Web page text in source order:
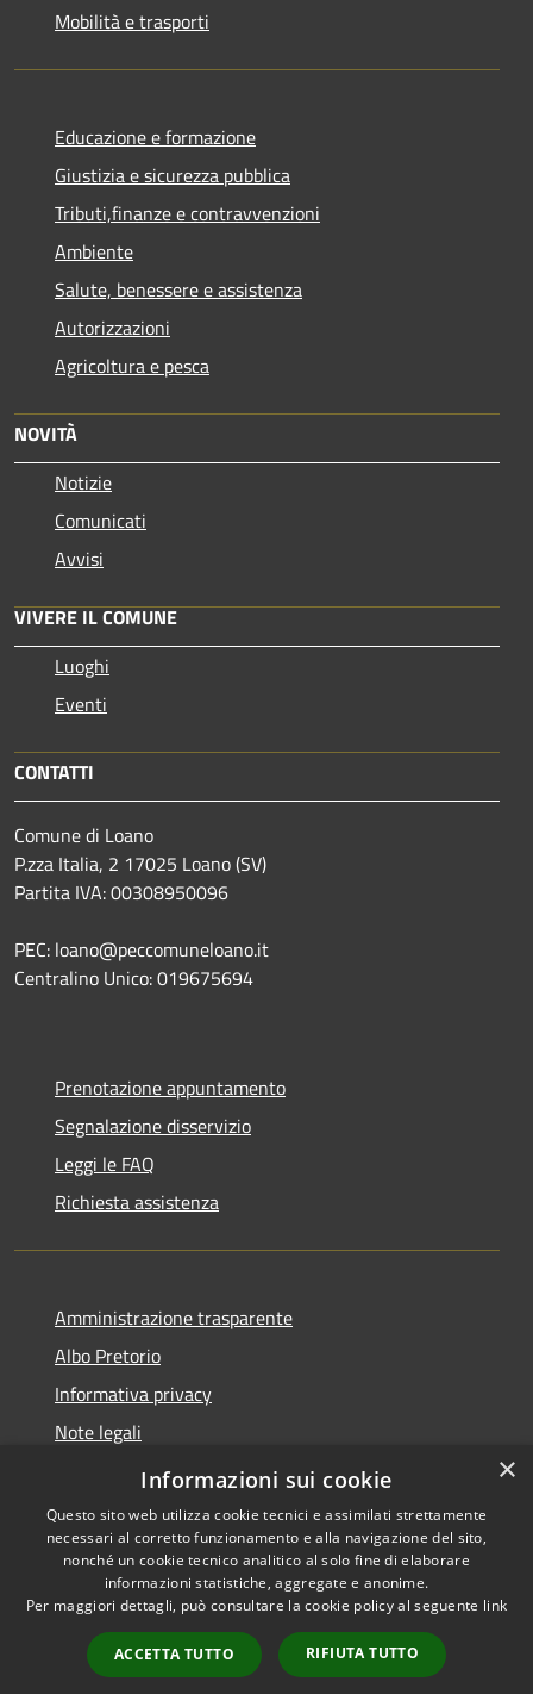
Mobilità e trasporti
Educazione e formazione
Giustizia e sicurezza pubblica
Tributi,finanze e contravvenzioni
Ambiente
Salute, benessere e assistenza
Autorizzazioni
Agricoltura e pesca
NOVITÀ
Notizie
Comunicati
Avvisi
VIVERE IL COMUNE
Luoghi
Eventi
CONTATTI
Comune di Loano
P.zza Italia, 2 17025 Loano (SV)
Partita IVA: 00308950096
PEC: loano@peccomuneloano.it
Centralino Unico: 019675694
Prenotazione appuntamento
Segnalazione disservizio
Leggi le FAQ
Richiesta assistenza
Amministrazione trasparente
Albo Pretorio
Informativa privacy
Note legali
Dichiarazione di accessibilità
Accessibilità
Copyright © 2026 • Comune di
Loano • Powered by
Municipium•
Accesso
redazione
×
Informazioni sui cookie
Questo sito web utilizza cookie tecnici e assimilati strettamente
necessari al corretto funzionamento e alla navigazione del sito,
nonché un cookie tecnico analitico al solo fine di elaborare
informazioni statistiche, aggregate e anonime.
Per maggiori dettagli, può consultare la cookie policy al seguente link
ACCETTA TUTTO RIFIUTA TUTTO